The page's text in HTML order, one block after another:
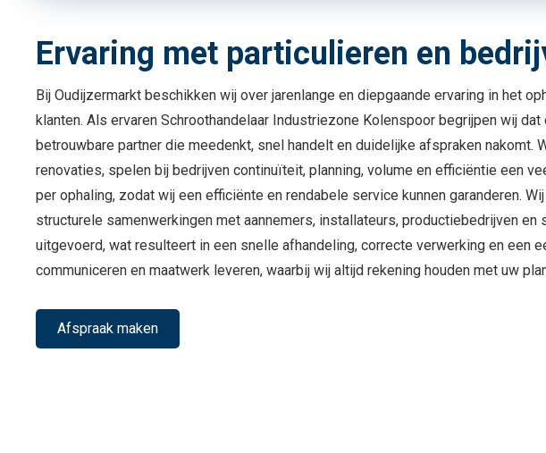
Ervaring met particulieren en
Bij Oudijzermarkt beschikken wij over jarenlange en diepgaande ervaring in het
klanten. Als ervaren Schroothandelaar Industriezone Kolenspoor begrijpen wij
betrouwbare partner die meedenkt, snel handelt en duidelijke afspraken
renovaties, spelen bij bedrijven continuïteit, planning, volume en efficiëntie een
per ophaling, zodat wij een efficiënte en rendabele service kunnen garanderen.
structurele samenwerkingen met aannemers, installateurs, productiebedrijven
uitgevoerd, wat resulteert in een snelle afhandeling, correcte verwerking en een
communiceren en maatwerk leveren, waarbij wij altijd rekening houden met uw
Afspraak maken